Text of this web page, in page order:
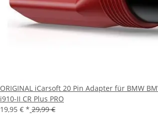
ORIGINAL iCarsoft 20 Pin Adapter für BMW
i910-II CR Plus PRO
19,95 € * 29,99 €